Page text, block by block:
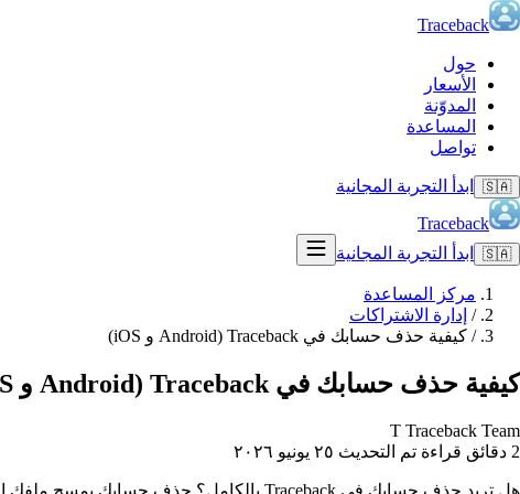
Traceback
حول
الأسعار
المدوّنة
المساعدة
تواصل
🇸🇦
ابدأ التجربة المجانية
Traceback
🇸🇦 ابدأ التجربة المجانية
مركز المساعدة
/ إدارة الاشتراكات
/ كيفية حذف حسابك في Traceback (Android و iOS)
كيفية حذف حسابك في Traceback (Android و iOS)
T Traceback Team
2 دقائق قراءة
تم التحديث ٢٥ يونيو ٢٠٢٦